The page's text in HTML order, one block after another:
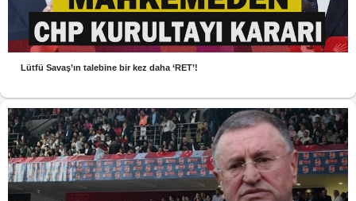
Lütfü Savaş’ın talebine bir kez daha ‘RET’!